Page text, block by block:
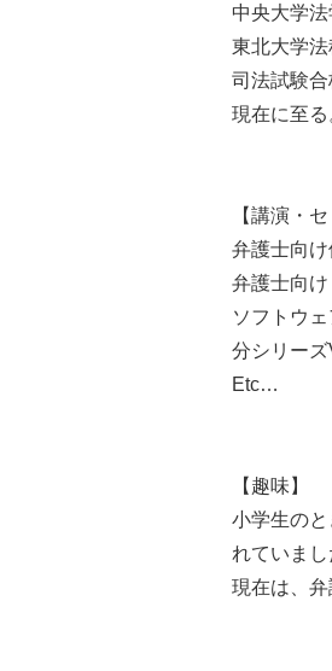
中央大学
東北大学
司法試験
現在に至る
【講演・
弁護士向け
弁護士向け
ソフトウ
分シリーズ
Etc…
【趣味】
小学生の
れていまし
現在は、